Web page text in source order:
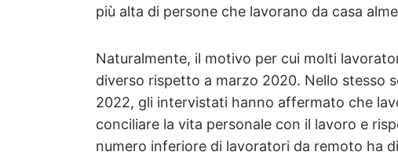
più alta di persone che lavorano da casa
Naturalmente, il motivo per cui molti
diverso rispetto a marzo 2020. Nello stesso
2022, gli intervistati hanno affermato che
conciliare la vita personale con il lavoro e
numero inferiore di lavoratori da remoto ha